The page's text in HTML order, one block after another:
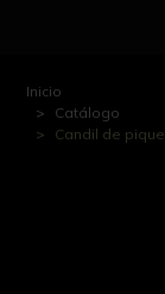
Inicio
Catálogo
Candil de